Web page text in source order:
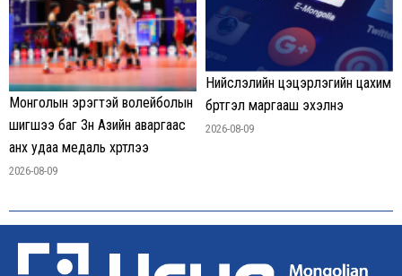
Монголын эрэгтэй волейболын
шигшээ баг Зүүн Азийн аваргаас
анх удаа медаль хүртлээ
2026-08-09
Нийслэлийн цэцэрлэгийн цахим
бүртгэл маргааш эхэлнэ
2026-08-09